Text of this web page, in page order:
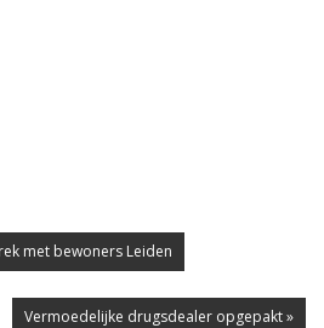
met bewoners Leiden
Vermoedelijke drugsdealer opgepakt »